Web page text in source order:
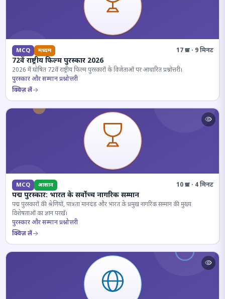
MCQ मध्यम 17 प्रश्न · 9 मिनट
72वें राष्ट्रीय फिल्म पुरस्कार 2026
2026 में घोषित 72वें राष्ट्रीय फिल्म पुरस्कारों के विजेताओं पर आधारित प्रश्नोत्तरी।
पुरस्कार और सम्मान प्रश्नोत्तरी
क्विज़ लें
MCQ आसान 10 प्रश्न · 4 मिनट
पद्म पुरस्कार: भारत के सर्वोच्च नागरिक सम्मान
पद्म पुरस्कारों की श्रेणियों, पात्रता मानदंड और भारत के प्रमुख नागरिक सम्मान की मुख्य
विशेषताओं का ज्ञान परखें।
पुरस्कार और सम्मान प्रश्नोत्तरी
क्विज़ लें